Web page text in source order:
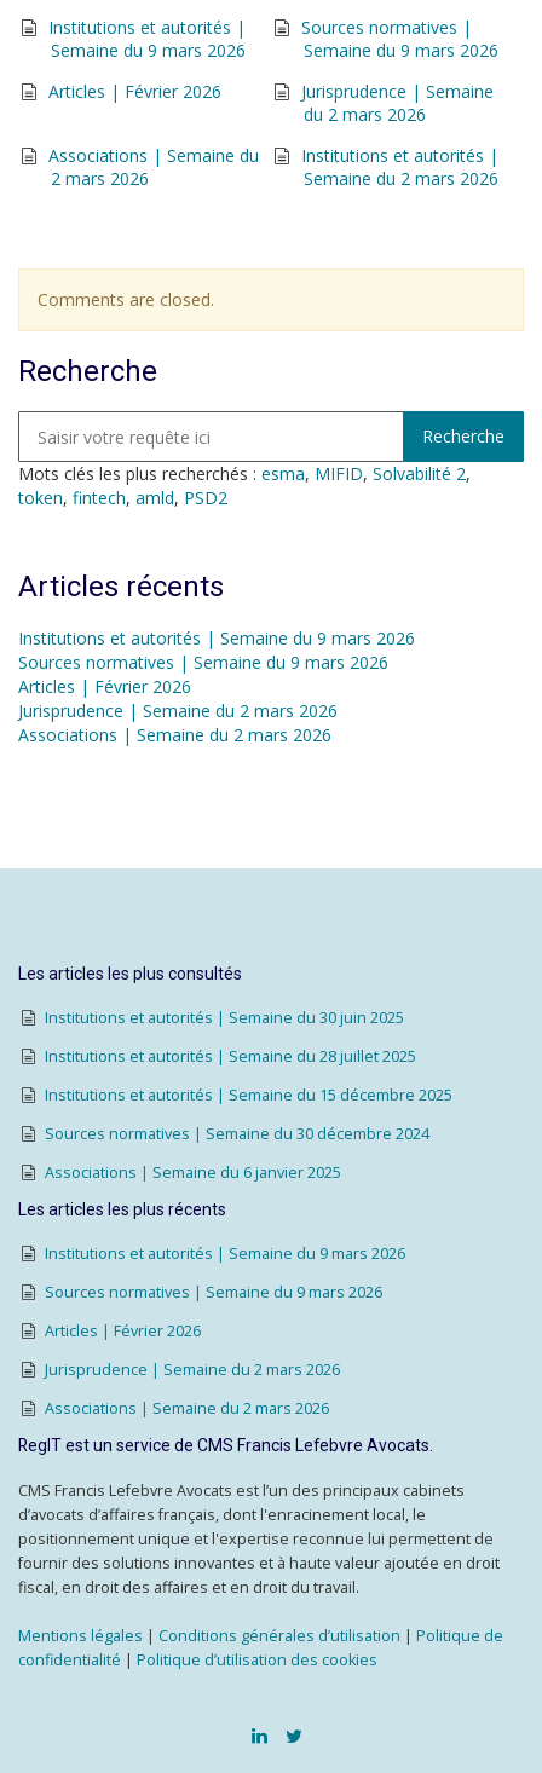
Institutions et autorités |
Semaine du 9 mars 2026
Sources normatives |
Semaine du 9 mars 2026
Articles | Février 2026
Jurisprudence | Semaine
du 2 mars 2026
Associations | Semaine du
2 mars 2026
Institutions et autorités |
Semaine du 2 mars 2026
Comments are closed.
Recherche
Mots clés les plus recherchés : esma, MIFID, Solvabilité 2,
token, fintech, amld, PSD2
Articles récents
Institutions et autorités | Semaine du 9 mars 2026
Sources normatives | Semaine du 9 mars 2026
Articles | Février 2026
Jurisprudence | Semaine du 2 mars 2026
Associations | Semaine du 2 mars 2026
Les articles les plus consultés
Institutions et autorités | Semaine du 30 juin 2025
Institutions et autorités | Semaine du 28 juillet 2025
Institutions et autorités | Semaine du 15 décembre 2025
Sources normatives | Semaine du 30 décembre 2024
Associations | Semaine du 6 janvier 2025
Les articles les plus récents
Institutions et autorités | Semaine du 9 mars 2026
Sources normatives | Semaine du 9 mars 2026
Articles | Février 2026
Jurisprudence | Semaine du 2 mars 2026
Associations | Semaine du 2 mars 2026
RegIT est un service de CMS Francis Lefebvre Avocats.
CMS Francis Lefebvre Avocats est l’un des principaux cabinets
d’avocats d’affaires français, dont l'enracinement local, le
positionnement unique et l'expertise reconnue lui permettent de
fournir des solutions innovantes et à haute valeur ajoutée en droit
fiscal, en droit des affaires et en droit du travail.
Mentions légales | Conditions générales d’utilisation | Politique de
confidentialité | Politique d’utilisation des cookies